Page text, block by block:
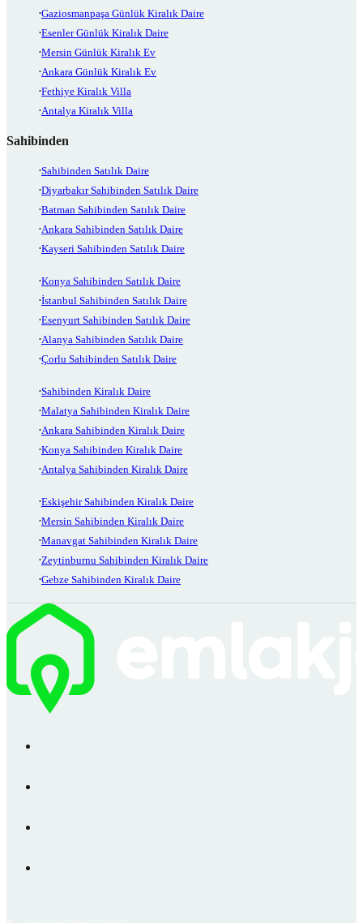
Gaziosmanpaşa Günlük Kiralık Daire
Esenler Günlük Kiralık Daire
Mersin Günlük Kiralık Ev
Ankara Günlük Kiralık Ev
Fethiye Kiralık Villa
Antalya Kiralık Villa
Sahibinden
Sahibinden Satılık Daire
Diyarbakır Sahibinden Satılık Daire
Batman Sahibinden Satılık Daire
Ankara Sahibinden Satılık Daire
Kayseri Sahibinden Satılık Daire
Konya Sahibinden Satılık Daire
İstanbul Sahibinden Satılık Daire
Esenyurt Sahibinden Satılık Daire
Alanya Sahibinden Satılık Daire
Çorlu Sahibinden Satılık Daire
Sahibinden Kiralık Daire
Malatya Sahibinden Kiralık Daire
Ankara Sahibinden Kiralık Daire
Konya Sahibinden Kiralık Daire
Antalya Sahibinden Kiralık Daire
Eskişehir Sahibinden Kiralık Daire
Mersin Sahibinden Kiralık Daire
Manavgat Sahibinden Kiralık Daire
Zeytinburnu Sahibinden Kiralık Daire
Gebze Sahibinden Kiralık Daire